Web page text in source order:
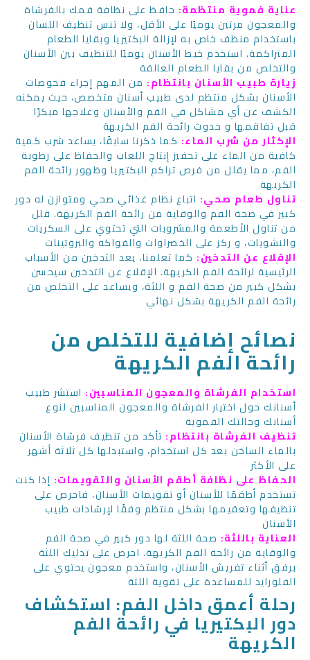
عناية فموية منتظمة: حافظ على نظافة فمك بالفرشاة
والمعجون مرتين يوميًا على الأقل، ولا تنس تنظيف اللسان
باستخدام منظف خاص به لإزالة البكتيريا وبقايا الطعام
المتراكمة. استخدم خيط الأسنان يوميًا للتنظيف بين الأسنان
والتخلص من بقايا الطعام العالقة
زيارة طبيب الأسنان بانتظام: من المهم إجراء فحوصات
الأسنان بشكل منتظم لدى طبيب أسنان متخصص، حيث يمكنه
الكشف عن أي مشاكل في الفم والأسنان وعلاجها مبكرًا
قبل تفاقمها و حدوث رائحة الفم الكريهة
الإكثار من شرب الماء: كما ذكرنا سابقًا، يساعد شرب كمية
كافية من الماء على تحفيز إنتاج اللعاب والحفاظ على رطوبة
الفم، مما يقلل من فرص تراكم البكتيريا وظهور رائحة الفم
الكريهة
تناول طعام صحي: اتباع نظام غذائي صحي ومتوازن له دور
كبير في صحة الفم والوقاية من رائحة الفم الكريهة. قلل
من تناول الأطعمة والمشروبات التي تحتوي على السكريات
والنشويات، و ركز على الخضراوات والفواكه والبروتينات
الإقلاع عن التدخين: كما تعلمنا، يعد التدخين من الأسباب
الرئيسية لرائحة الفم الكريهة. الإقلاع عن التدخين سيحسن
بشكل كبير من صحة الفم و اللثة، ويساعد على التخلص من
رائحة الفم الكريهة بشكل نهائي
نصائح إضافية للتخلص من
رائحة الفم الكريهة
استخدام الفرشاة والمعجون المناسبين: استشر طبيب
أسنانك حول اختيار الفرشاة والمعجون المناسبين لنوع
أسنانك وحالتك الفموية
تنظيف الفرشاة بانتظام: تأكد من تنظيف فرشاة الأسنان
بالماء الساخن بعد كل استخدام، واستبدلها كل ثلاثة أشهر
على الأكثر
الحفاظ على نظافة أطقم الأسنان والتقويمات: إذا كنت
تستخدم أطقمًا للأسنان أو تقويمات الأسنان، فاحرص على
تنظيفها وتعقيمها بشكل منتظم وفقًا لإرشادات طبيب
الأسنان
العناية باللثة: صحة اللثة لها دور كبير في صحة الفم
والوقاية من رائحة الفم الكريهة. احرص على تدليك اللثة
برفق أثناء تفريش الأسنان، واستخدم معجون يحتوي على
الفلورايد للمساعدة على تقوية اللثة
رحلة أعمق داخل الفم: استكشاف
دور البكتيريا في رائحة الفم
الكريهة